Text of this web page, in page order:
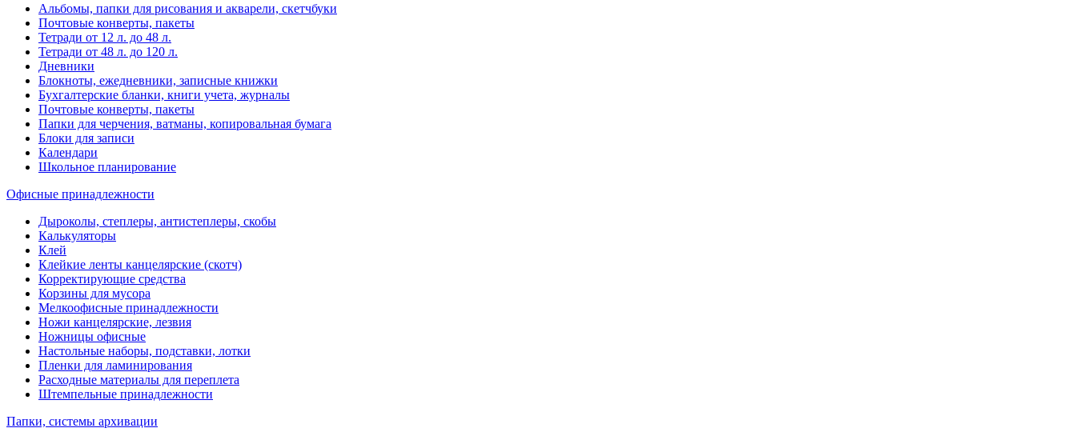
Альбомы, папки для рисования и акварели, скетчбуки
Почтовые конверты, пакеты
Тетради от 12 л. до 48 л.
Тетради от 48 л. до 120 л.
Дневники
Блокноты, ежедневники, записные книжки
Бухгалтерские бланки, книги учета, журналы
Почтовые конверты, пакеты
Папки для черчения, ватманы, копировальная бумага
Блоки для записи
Календари
Школьное планирование
Офисные принадлежности
Дыроколы, степлеры, антистеплеры, скобы
Калькуляторы
Клей
Клейкие ленты канцелярские (скотч)
Корректирующие средства
Корзины для мусора
Мелкоофисные принадлежности
Ножи канцелярские, лезвия
Ножницы офисные
Настольные наборы, подставки, лотки
Пленки для ламинирования
Расходные материалы для переплета
Штемпельные принадлежности
Папки, системы архивации